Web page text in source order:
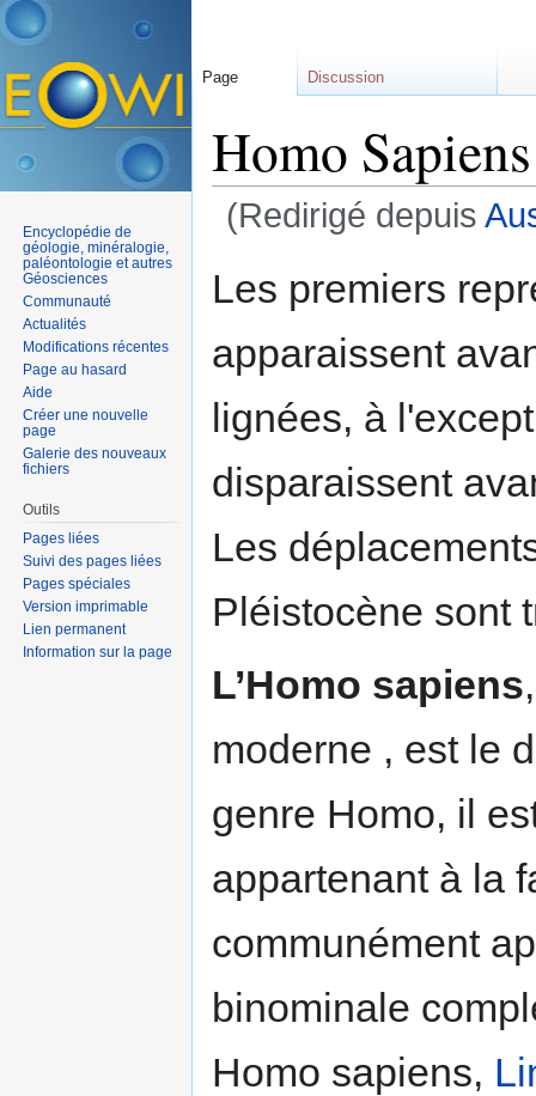
Homo Sapiens
(Redirigé depuis
Les premiers
apparaissent
lignées, à
disparaissent
Les
Pléistocène sont
L’Homo sapiens
moderne , est le
genre Homo, il
appartenant à la
communément
binominale
Homo sapiens,
Page Discussion
Encyclopédie de
géologie, minéralogie,
paléontologie et autres
Géosciences
Communauté
Actualités
Modifications récentes
Page au hasard
Aide
Créer une nouvelle
page
Galerie des nouveaux
fichiers
Outils
Pages liées
Suivi des pages liées
Pages spéciales
Version imprimable
Lien permanent
Information sur la page